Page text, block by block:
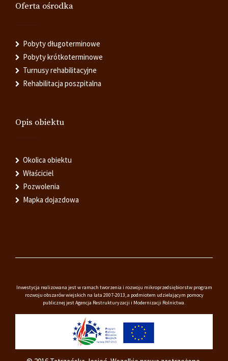
Oferta ośrodka
Pobyty długoterminowe
Pobyty krótkoterminowe
Turnusy rehabilitacyjne
Rehabilitacja poszpitalna
Opis obiektu
Okolica obiektu
Właściciel
Pozwolenia
Mapka dojazdowa
Inwestycja realizowana jest w ramach tworzenia i rozwoju mikroprzedsiębiorstw program
rozwoju obszarów wiejskich na lata 2007-2013, a podmiotem udzielającym pomocy
publicznej jest Agencja Restrukturyzacji i Modernizacji Rolnictwa.